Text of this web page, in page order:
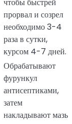
прорвал и созрел
необходимо 3-4
раза в сутки,
курсом 4-7 дней.
Обрабатывают
фурункул
антисептиками,
затем
накладывают мазь